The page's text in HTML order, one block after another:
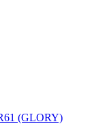
(GLORY)